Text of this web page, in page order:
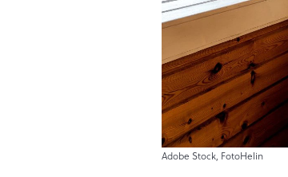
Adobe Stock, FotoHelin